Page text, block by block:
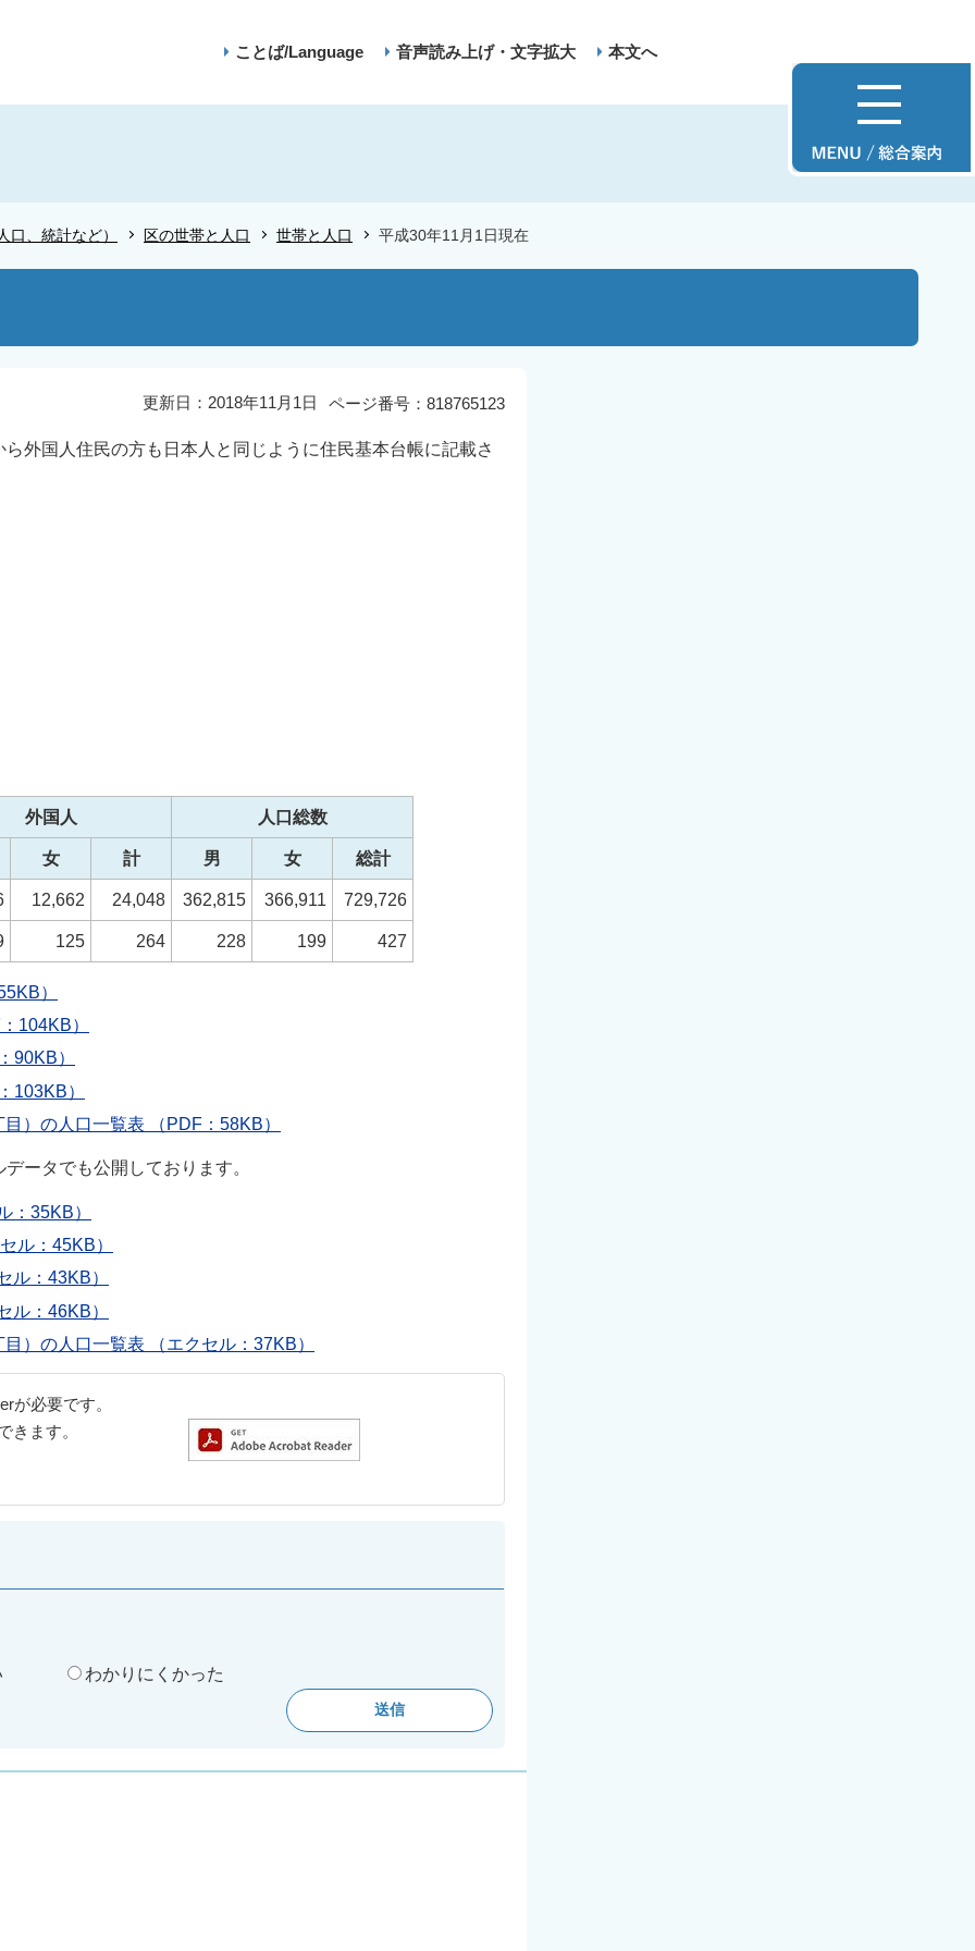
ことば/Language 音声読み上げ・文字拡大 本文へ
口、統計など） 区の世帯と人口 世帯と人口 平成30年11月1日現在
ページ番号：818765123
更新日：2018年11月1日
外国人住民の方も日本人と同じように住民基本台帳に記載さ
外国人 人口総数
女 計 男 女 総計
12,662 24,048 362,815 366,911 729,726
125 264 228 199 427
）
104KB）
90KB）
103KB）
）の人口一覧表 （PDF：58KB）
ータでも公開しております。
：35KB）
ル：45KB）
ル：43KB）
ル：46KB）
）の人口一覧表 （エクセル：37KB）
が必要です。
きます。
わかりにくかった